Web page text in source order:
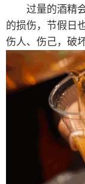
过量的酒精会
的损伤，节假日
伤人、伤己，破